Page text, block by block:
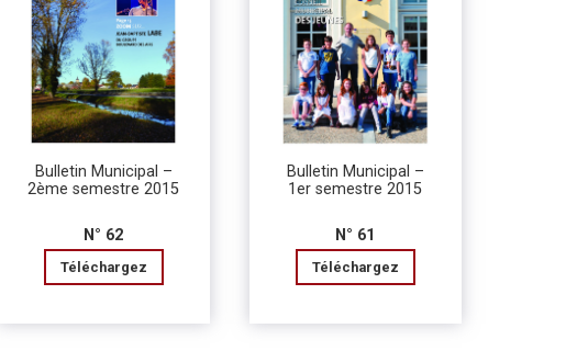
Bulletin Municipal –
2ème semestre 2015
N° 62
Téléchargez
Bulletin Municipal –
1er semestre 2015
N° 61
Téléchargez